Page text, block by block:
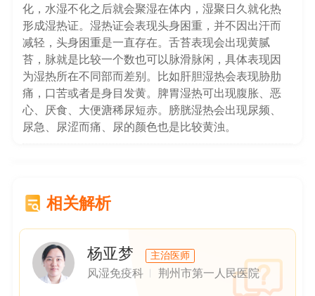
化，水湿不化之后就会聚湿在体内，湿聚日久就化热
形成湿热证。湿热证会表现头身困重，并不因出汗而
减轻，头身困重是一直存在。舌苔表现会出现黄腻
苔，脉就是比较一个数也可以脉滑脉闲，具体表现因
为湿热所在不同部而差别。比如肝胆湿热会表现胁肋
痛，口苦或者是身目发黄。脾胃湿热可出现腹胀、恶
心、厌食、大便溏稀尿短赤。膀胱湿热会出现尿频、
尿急、尿涩而痛、尿的颜色也是比较黄浊。
相关解析
杨亚梦 主治医师
风湿免疫科 荆州市第一人民医院